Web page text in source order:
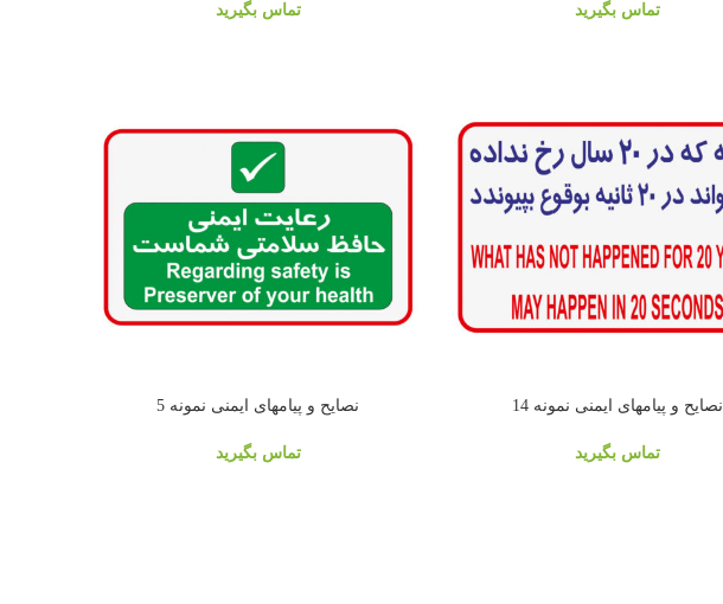
تماس بگیرید تماس بگیرید
نصایح و پیامهای ایمنی نمونه 14
تماس بگیرید
نصایح و پیامهای ایمنی نمونه 5
تماس بگیرید